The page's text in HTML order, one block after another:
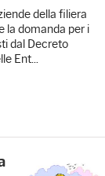
della filiera
la domanda per i
dal Decreto
Ent...